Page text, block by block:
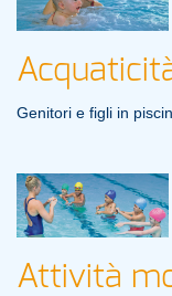
Genitori e figli in
Attività